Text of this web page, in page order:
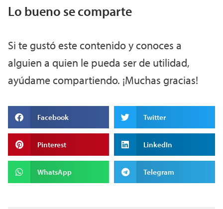
Lo bueno se comparte
Si te gustó este contenido y conoces a
alguien a quien le pueda ser de utilidad,
ayúdame compartiendo. ¡Muchas gracias!
Facebook Twitter
Pinterest LinkedIn
WhatsApp Telegram